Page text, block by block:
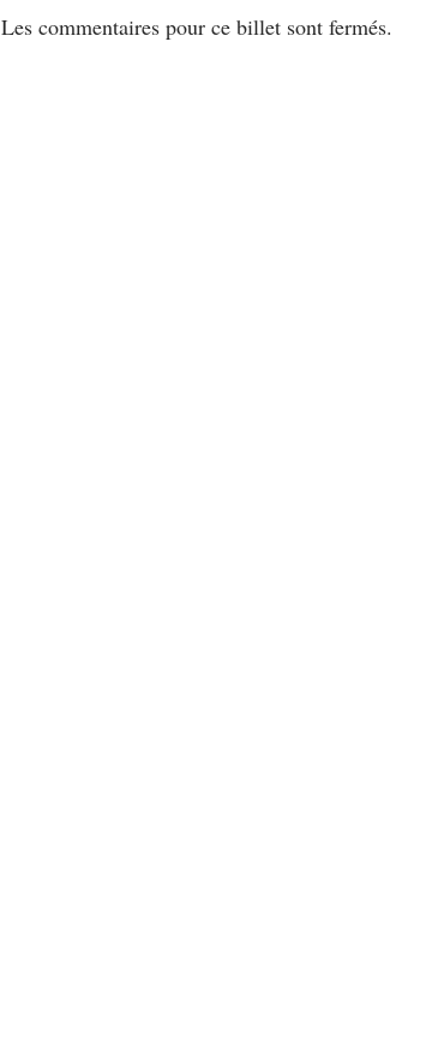
Les commentaires pour ce billet sont fermés.